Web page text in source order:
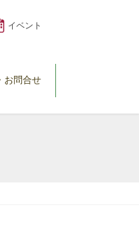
イベント
お問合せ